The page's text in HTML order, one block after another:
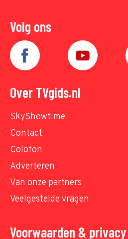
Volg ons
Over TVgids.nl
SkyShowtime
Contact
Colofon
Adverteren
Van onze partners
Veelgestelde vragen
Voorwaarden & privacy